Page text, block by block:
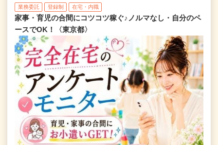
業務委託 登録制 在宅・内職
家事・育児の合間にコツコツ稼ぐ♪ノルマなし・自分のペ
ースでOK！〈東京都〉